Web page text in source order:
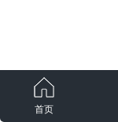
首页